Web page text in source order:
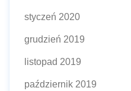
styczeń 2020
grudzień 2019
listopad 2019
październik 2019